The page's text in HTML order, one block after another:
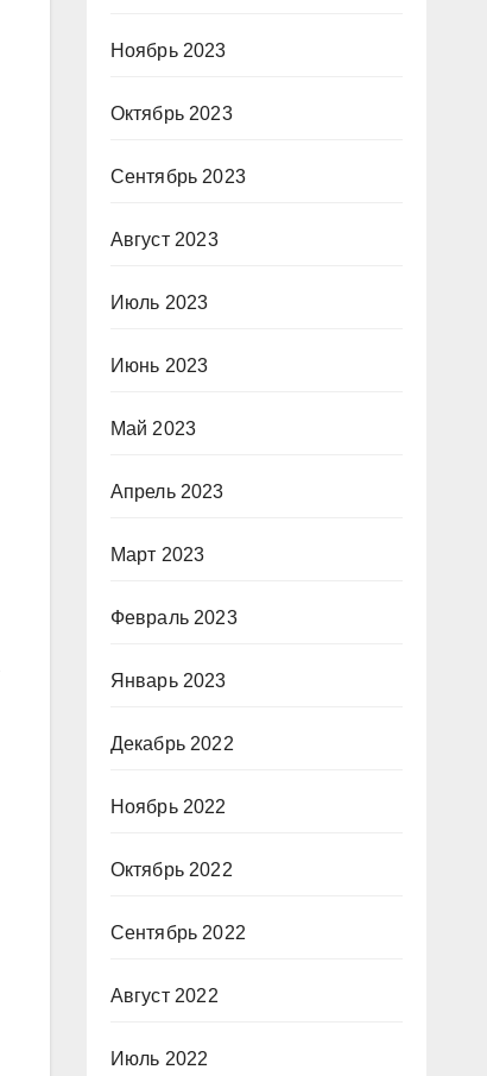
Ноябрь 2023
Октябрь 2023
Сентябрь 2023
Август 2023
Июль 2023
Июнь 2023
Май 2023
Апрель 2023
Март 2023
Февраль 2023
Январь 2023
Декабрь 2022
Ноябрь 2022
Октябрь 2022
Сентябрь 2022
Август 2022
Июль 2022